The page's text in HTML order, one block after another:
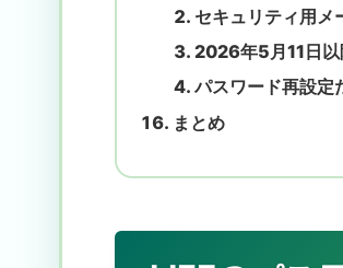
セキュリティ用メ
2026年5月11日以
パスワード再設定
まとめ